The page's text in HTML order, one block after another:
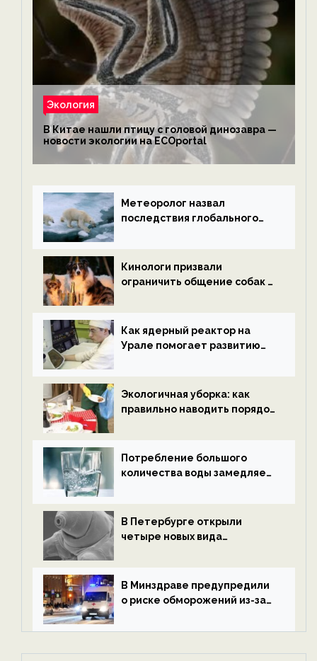
Экология
В Китае нашли птицу с головой динозавра —
новости экологии на ECOportal
Метеоролог назвал
последствия глобального
ECOportal
Кинологи призвали
ограничить общение собак с
ECOportal
Как ядерный реактор на
Урале помогает развитию
ECOportal
Экологичная уборка: как
правильно наводить порядок
Потребление большого
количества воды замедляет
В Петербурге открыли
четыре новых вида
экологии на ECOportal
В Минздраве предупредили
о риске обморожений из-за
на ECOportal